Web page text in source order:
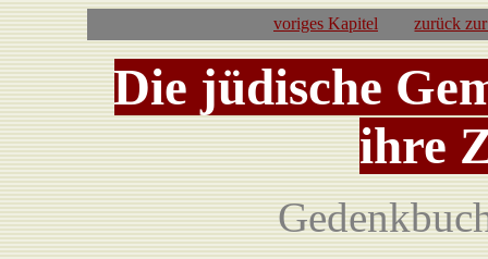
voriges Kapitel zurück
Die jüdische
ihre